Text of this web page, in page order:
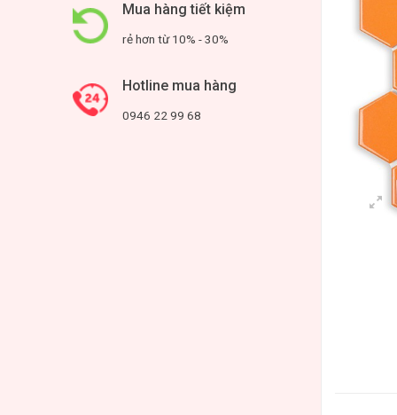
Mua hàng tiết kiệm
rẻ hơn từ 10% - 30%
Hotline mua hàng
0946 22 99 68